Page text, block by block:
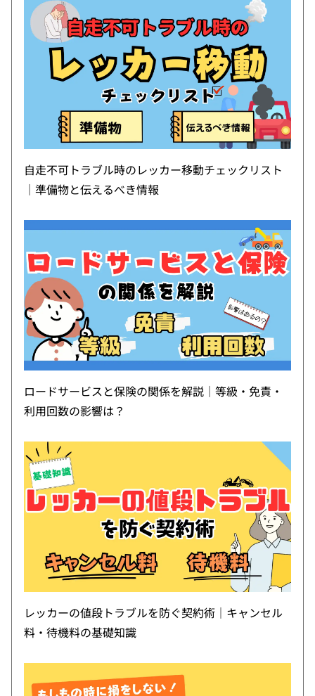
自走不可トラブル時のレッカー移動チェックリスト
｜準備物と伝えるべき情報
ロードサービスと保険の関係を解説｜等級・免責・
利用回数の影響は？
レッカーの値段トラブルを防ぐ契約術｜キャンセル
料・待機料の基礎知識